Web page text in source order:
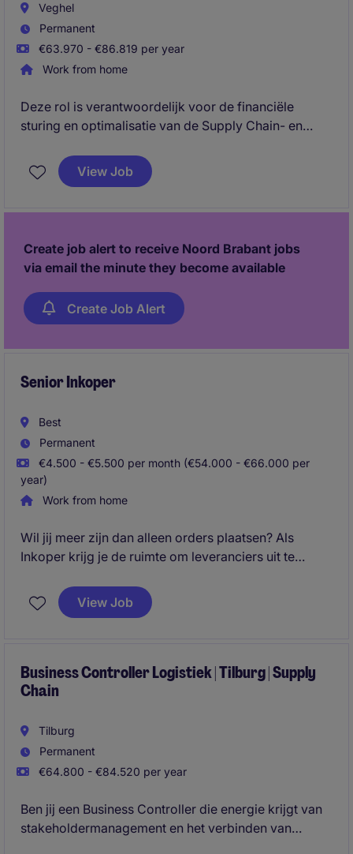
Veghel
Permanent
€63.970 - €86.819 per year
Work from home
Deze rol is verantwoordelijk voor de financiële
sturing en optimalisatie van de Supply Chain- en
sterke focus op performance management,
forecasting, working capital en kostenbeheersing.
vertalen naar verbeterinitiatieven en besluitvorming.
View Job
Create job alert to receive Noord Brabant jobs
via email the minute they become available
Create Job Alert
Senior Inkoper
Best
Permanent
€4.500 - €5.500 per month (€54.000 - €66.000 per
year)
Work from home
Wil jij meer zijn dan alleen orders plaatsen? Als
Inkoper krijg je de ruimte om leveranciers uit te
bijdrage te leveren aan de prestaties van de
organisatie.
View Job
Business Controller Logistiek | Tilburg | Supply
Chain
Tilburg
Permanent
€64.800 - €84.520 per year
Ben jij een Business Controller die energie krijgt van
stakeholdermanagement en het verbinden van